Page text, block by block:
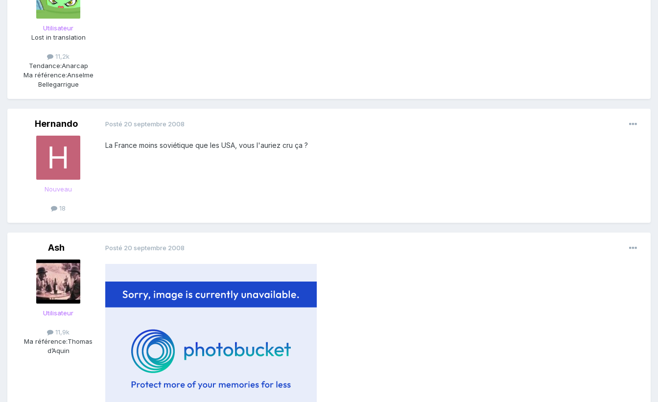
Utilisateur
Lost in translation
11,2k
Tendance:Anarcap
Ma référence:Anselme
Bellegarrigue
Hernando
Nouveau
18
Posté 20 septembre 2008
La France moins soviétique que les USA, vous l'auriez cru ça ?
Ash
Utilisateur
11,9k
Ma référence:Thomas
d’Aquin
Posté 20 septembre 2008